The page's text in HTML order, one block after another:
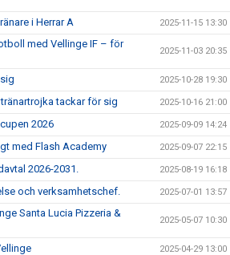
i Herrar A 2025-11-15 13:30
med Vellinge IF – för
2025-11-03 20:35
2025-10-28 19:30
tackar för sig 2025-10-16 21:00
2026 2025-09-09 14:24
med Flash Academy 2025-09-07 22:15
2026-2031. 2025-08-19 16:18
och verksamhetschef. 2025-07-01 13:57
Santa Lucia Pizzeria &
2025-05-07 10:30
2025-04-29 13:00